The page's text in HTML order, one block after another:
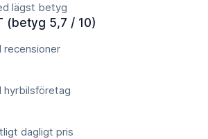
lägst betyg
(betyg 5,7 / 10)
recensioner
hyrbilsföretag
dagligt pris